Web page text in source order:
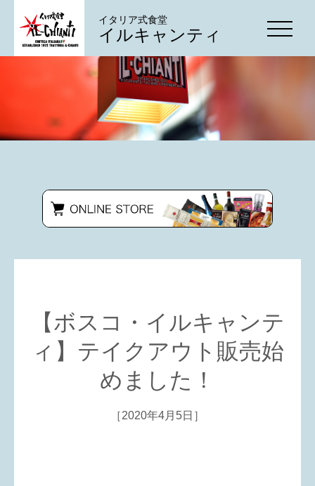
イタリア式食堂
イルキャンティ
【ボスコ・イルキャンテ
ィ】テイクアウト販売始
めました！
［2020年4月5日］